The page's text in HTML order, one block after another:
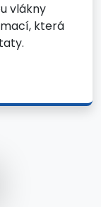
vlákny
která